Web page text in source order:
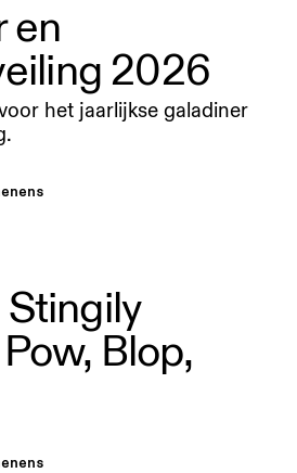
en
2026
het jaarlijkse galadiner
Blop,